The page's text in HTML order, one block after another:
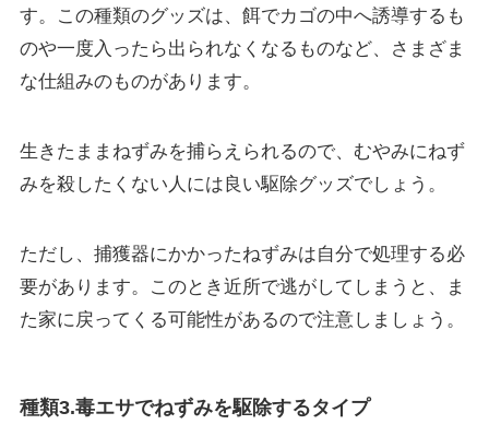
す。この種類のグッズは、餌でカゴの中へ誘導するも
のや一度入ったら出られなくなるものなど、さまざま
な仕組みのものがあります。
生きたままねずみを捕らえられるので、むやみにねず
みを殺したくない人には良い駆除グッズでしょう。
ただし、捕獲器にかかったねずみは自分で処理する必
要があります。このとき近所で逃がしてしまうと、ま
た家に戻ってくる可能性があるので注意しましょう。
種類3.毒エサでねずみを駆除するタイプ